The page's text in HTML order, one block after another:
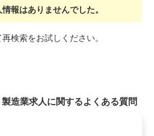
報はありませんでした。
検索をお試しください。
造業求人に関するよくある質問